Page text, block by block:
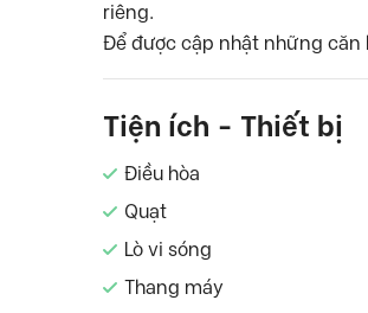
riêng.
Để được cập nhật những căn
Tiện ích - Thiết bị
Điều hòa
Quạt
Lò vi sóng
Thang máy